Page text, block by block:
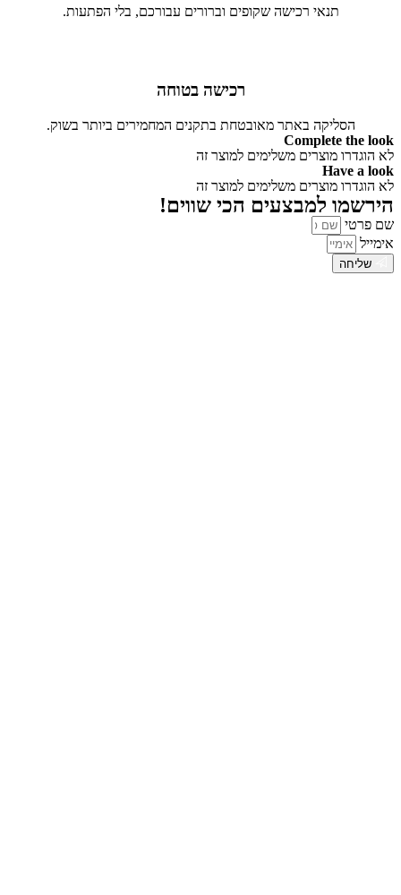
תנאי רכישה שקופים וברורים עבורכם, בלי הפתעות.
רכישה בטוחה
הסליקה באתר מאובטחת בתקנים המחמירים ביותר בשוק.
Complete the look
לא הוגדרו מוצרים משלימים למוצר זה
Have a look
לא הוגדרו מוצרים משלימים למוצר זה
הירשמו למבצעים הכי שווים!
שם פרטי
אימייל
שליחה